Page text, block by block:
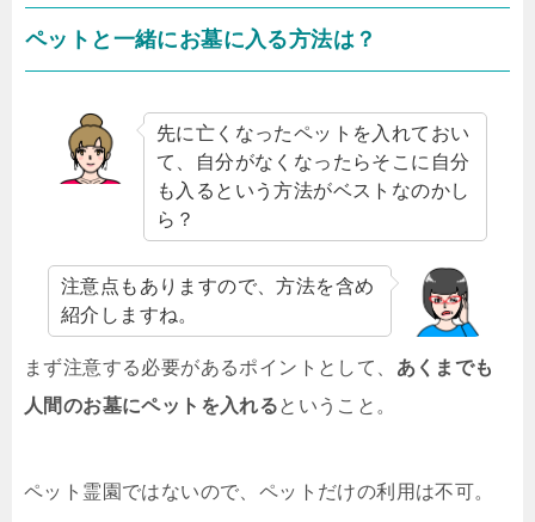
ペットと一緒にお墓に入る方法は？
先に亡くなったペットを入れておい
て、自分がなくなったらそこに自分
も入るという方法がベストなのかし
ら？
注意点もありますので、方法を含め
紹介しますね。
まず注意する必要があるポイントとして、 あくまでも
人間のお墓にペットを入れるということ。
ペット霊園ではないので、ペットだけの利用は不可。